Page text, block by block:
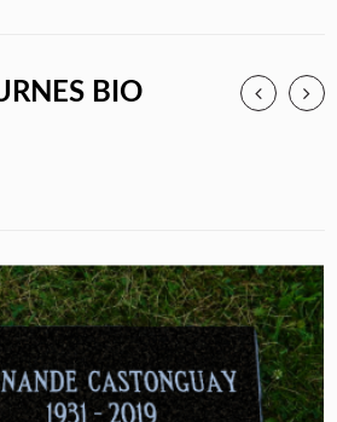
BIO